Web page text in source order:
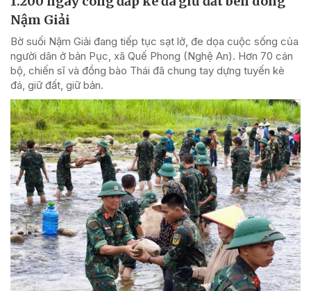
Nậm Giải
Bờ suối Nậm Giải đang tiếp tục sạt lở, đe dọa cuộc sống của
người dân ở bản Pục, xã Quế Phong (Nghệ An). Hơn 70 cán
bộ, chiến sĩ và đồng bào Thái đã chung tay dựng tuyến kè
đá, giữ đất, giữ bản.